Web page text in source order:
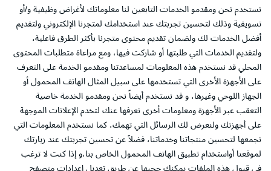
نستخدم نحن ومقدمو الخدمات التابعين لنا معلوماتك لأغراض وظيفية و/أو
تسويقية وذلك لتحسين تجربتك عند استخدامك لمتجرنا الإلكتروني ولتقديم
أفضل الخدمات لك ولضمان تقديم محتوى متجرنا بأكثر الطرق فاعلية،
ولتقديم الخدمات التي طلبتها أو شاركت فيها، ومع مراعاة متطلبات المحتوى
المحلي قد نستخدم هذه المعلومات لمساعدتنا ومقدمو الخدمة على التعرف
على الأجهزة الأخرى التي تستخدمها على سبيل المثال الهاتف المحمول أو
الجهاز اللوحي وغيرها، و قد نستخدم أيضاً نحن ومقدمو الخدمة خاصية
التعقب عبر الأجهزة ومعلومات أخرى نعرفها عنك لتخدم الإعلانات الموجهة
على أجهزتك ولنعرض لك الرسائل التي تهمك، كما نستخدم المعلومات التي
نجمعها لتحسين منتجاتنا وخدماتنا، فضلاً عن تحسين تجربتك عند زيارتك
لموقعنا أواستخدام تطبيق الهاتف المحمول الخاص بنا،و إذا كنت لا ترغب